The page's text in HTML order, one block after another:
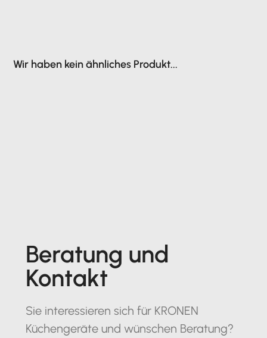
Wir haben kein ähnliches Produkt...
Beratung und
Kontakt
Sie interessieren sich für KRONEN
Küchengeräte und wünschen Beratung?